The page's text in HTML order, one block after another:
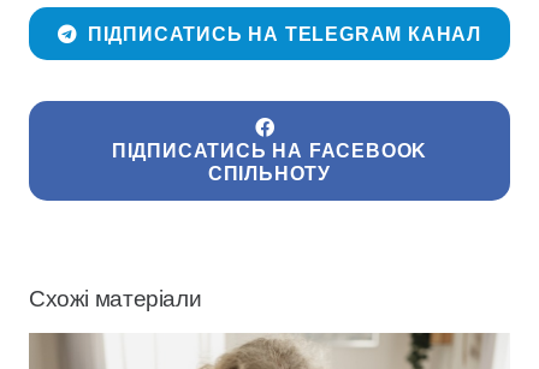
ПІДПИСАТИСЬ НА TELEGRAM КАНАЛ
ПІДПИСАТИСЬ НА FACEBOOK
СПІЛЬНОТУ
Схожі матеріали